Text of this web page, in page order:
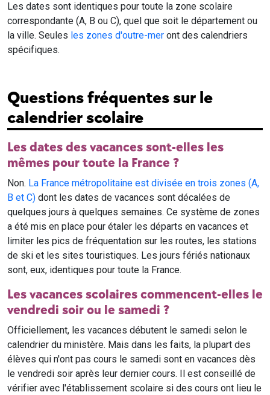
Les dates sont identiques pour toute la zone scolaire
correspondante (A, B ou C), quel que soit le département ou
la ville. Seules les zones d'outre-mer ont des calendriers
spécifiques.
Questions fréquentes sur le
calendrier scolaire
Les dates des vacances sont-elles les
mêmes pour toute la France ?
Non. La France métropolitaine est divisée en trois zones (A,
B et C) dont les dates de vacances sont décalées de
quelques jours à quelques semaines. Ce système de zones
a été mis en place pour étaler les départs en vacances et
limiter les pics de fréquentation sur les routes, les stations
de ski et les sites touristiques. Les jours fériés nationaux
sont, eux, identiques pour toute la France.
Les vacances scolaires commencent-elles le
vendredi soir ou le samedi ?
Officiellement, les vacances débutent le samedi selon le
calendrier du ministère. Mais dans les faits, la plupart des
élèves qui n'ont pas cours le samedi sont en vacances dès
le vendredi soir après leur dernier cours. Il est conseillé de
vérifier avec l'établissement scolaire si des cours ont lieu le